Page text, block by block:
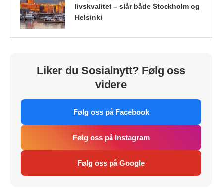
livskvalitet – slår både Stockholm og
Helsinki
Liker du Sosialnytt? Følg oss
videre
Følg oss på Facebook
Følg oss på Instagram
Følg oss på Google